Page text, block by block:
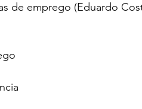
de emprego (Eduardo